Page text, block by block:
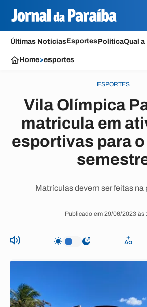
Últimas NotíciasEsportesPolíticaQual a
Home>esportes
ESPORTES
Vila Olímpica
matricula em
esportivas para
Matrículas devem ser feitas na
Publicado em 29/06/2023 às